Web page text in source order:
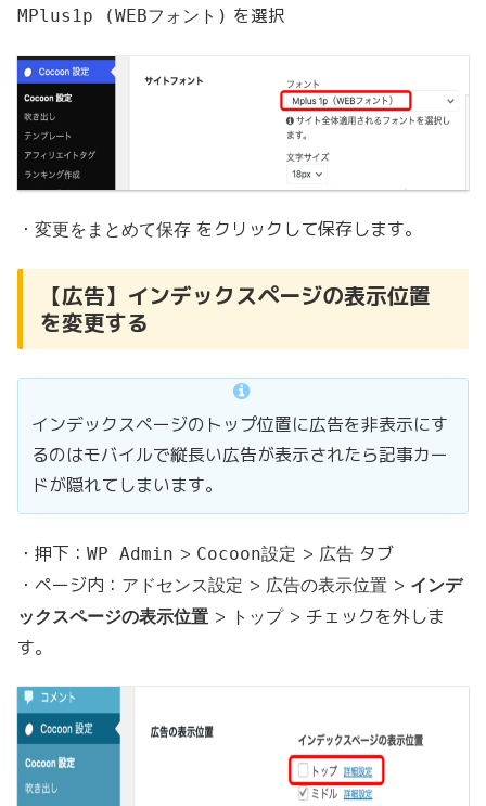
MPlus1p (WEBフォント) を選択
・ 変更をまとめて保存 をクリックして保存します。
【広告】インデックスページの表示位置
を変更する
インデックスページのトップ位置に広告を非表示にす
るのはモバイルで縦長い広告が表示されたら記事カー
ドが隠れてしまいます。
・押下： WP Admin > Cocoon設定 > 広告 タブ
・ページ内： アドセンス設定 > 広告の表示位置 > インデ
ックスページの表示位置 > トップ> チェックを外しま
す。